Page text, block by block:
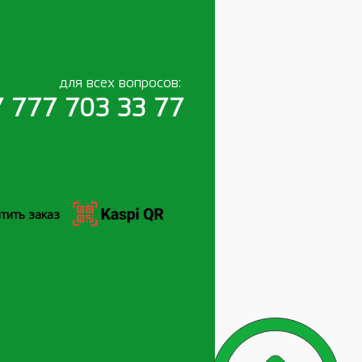
777 703 33 77
для всех вопросов:
заказ